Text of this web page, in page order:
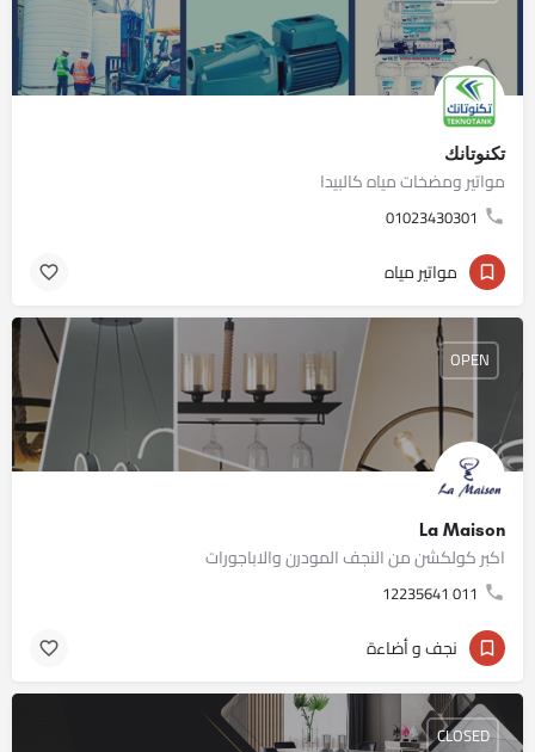
تكنوتانك
مواتير ومضخات مياه كالبيدا
01023430301
مواتير مياه
La Maison
اكبر كولكشن من النجف المودرن والاباجورات
011 12235641
OPEN
نجف و أضاءة
CLOSED